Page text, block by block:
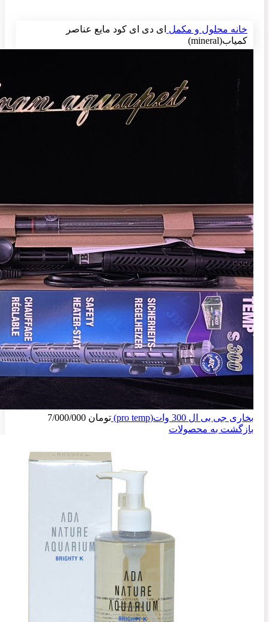
خانه محلول و مکمل ای دی ای کود مایع عناصر
کمیاب(mineral)
بخاری جی بی ال 300 وات(pro temp) تومان
بازگشت به محصولات